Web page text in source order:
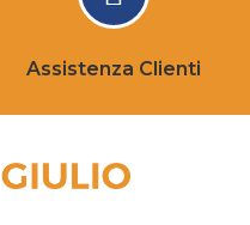
Assistenza Clienti